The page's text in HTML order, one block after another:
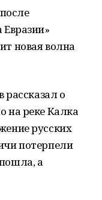
Евразии»
новая волна
рассказал о
на реке Калка
русских
потерпели
а